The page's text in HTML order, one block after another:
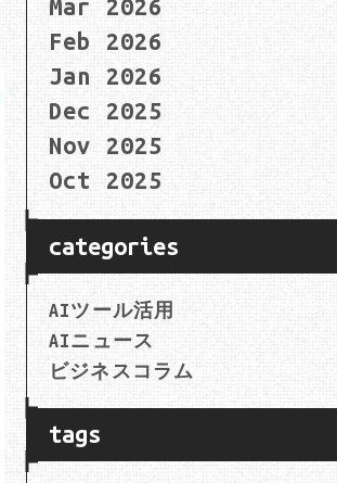
Mar 2026
Feb 2026
Jan 2026
Dec 2025
Nov 2025
Oct 2025
categories
AIツール活用
AIニュース
ビジネスコラム
tags